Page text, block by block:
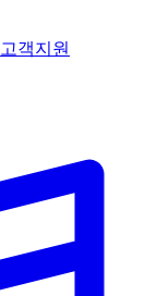
고객지원